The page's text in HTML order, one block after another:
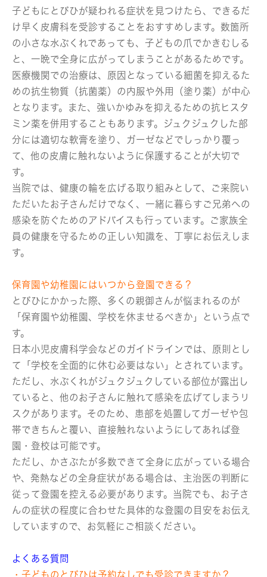
子どもにとびひが疑われる症状を見つけたら、できるだ
け早く皮膚科を受診することをおすすめします。数箇所
の小さな水ぶくれであっても、子どもの爪でかきむしる
と、一晩で全身に広がってしまうことがあるためです。
医療機関での治療は、原因となっている細菌を抑えるた
めの抗生物質（抗菌薬）の内服や外用（塗り薬）が中心
となります。また、強いかゆみを抑えるための抗ヒスタ
ミン薬を併用することもあります。ジュクジュクした部
分には適切な軟膏を塗り、ガーゼなどでしっかり覆っ
て、他の皮膚に触れないように保護することが大切で
す。
当院では、健康の輪を広げる取り組みとして、ご来院い
ただいたお子さんだけでなく、一緒に暮らすご兄弟への
感染を防ぐためのアドバイスも行っています。ご家族全
員の健康を守るための正しい知識を、丁寧にお伝えしま
す。
保育園や幼稚園にはいつから登園できる？
とびひにかかった際、多くの親御さんが悩まれるのが
「保育園や幼稚園、学校を休ませるべきか」という点で
す。
日本小児皮膚科学会などのガイドラインでは、原則とし
て「学校を全面的に休む必要はない」とされています。
ただし、水ぶくれがジュクジュクしている部位が露出し
ていると、他のお子さんに触れて感染を広げてしまうリ
スクがあります。そのため、患部を処置してガーゼや包
帯できちんと覆い、直接触れないようにしてあれば登
園・登校は可能です。
ただし、かさぶたが多数できて全身に広がっている場合
や、発熱などの全身症状がある場合は、主治医の判断に
従って登園を控える必要があります。当院でも、お子さ
んの症状の程度に合わせた具体的な登園の目安をお伝え
していますので、お気軽にご相談ください。
よくある質問
・子どものとびひは予約なしでも受診できますか？